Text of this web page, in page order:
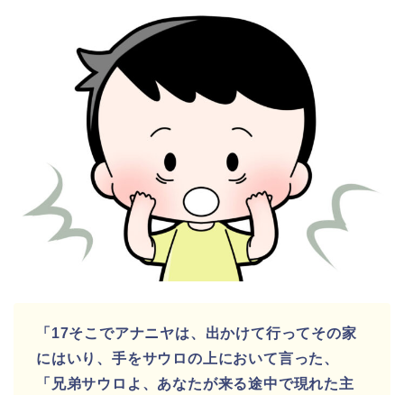
「17そこでアナニヤは、出かけて行ってその家
にはいり、手をサウロの上において言った、
「兄弟サウロよ、あなたが来る途中で現れた主